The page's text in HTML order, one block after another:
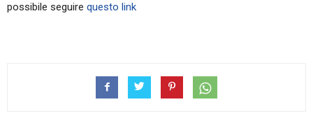
possibile seguire questo link